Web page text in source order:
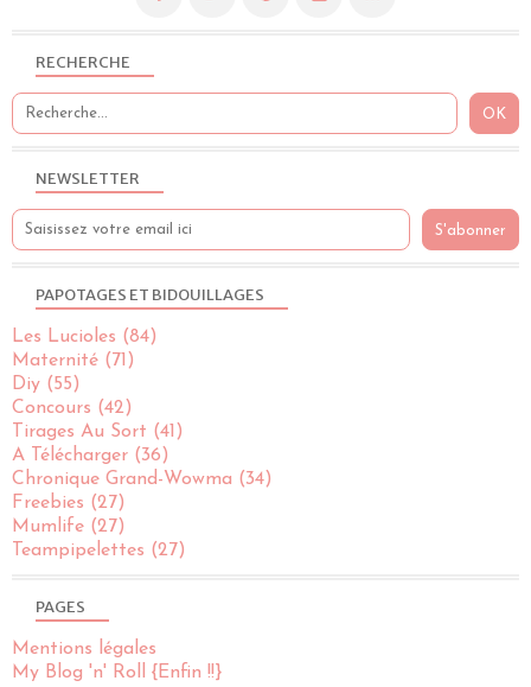
NEWSLETTER
RECHERCHE
PAGES
Mentions légales
My Blog 'n' Roll {Enfin !!}
PAPOTAGES ET BIDOUILLAGES
Les Lucioles (84)
Maternité (71)
Diy (55)
Concours (42)
Tirages Au Sort (41)
A Télécharger (36)
Chronique Grand-Wowma (34)
Freebies (27)
Mumlife (27)
Teampipelettes (27)